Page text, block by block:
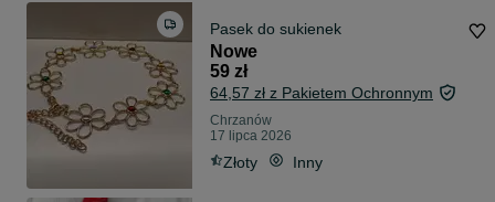
Pasek do sukienek
Nowe
59 zł
64,57 zł z Pakietem Ochronnym
Chrzanów
17 lipca 2026
Złoty Inny